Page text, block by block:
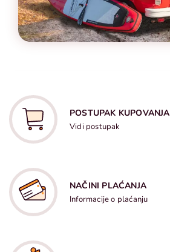
POSTUPAK KUPOVANJA
Vidi postupak
NAČINI PLAĆANJA
Informacije o plaćanju